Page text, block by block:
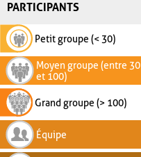
PARTICIPANTS
Petit groupe (< 30)
Moyen groupe (entre 30
et 100)
Grand groupe (> 100)
Équipe